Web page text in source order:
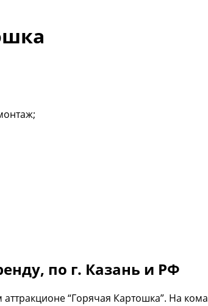
по г. Казань и РФ
“Горячая Картошка”. На